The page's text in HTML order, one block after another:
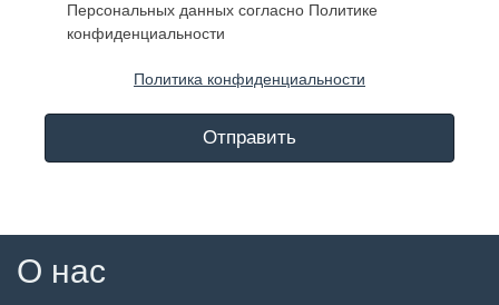
Персональных данных согласно Политике
конфиденциальности
Политика конфиденциальности
Отправить
О нас